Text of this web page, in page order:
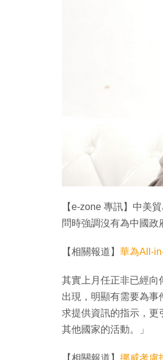
【e-zone 專訊】中美
問時強調沒有為中國政
【相關報道】 華為All-
其實上月任正非已經向
出現，明顯有需要為
求提供資訊的指示，更
其他國家的活動。」
【相關報道】 挪威考慮